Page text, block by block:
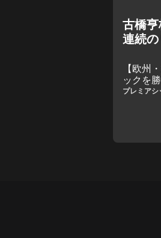
古橋
連続
【欧州
ックを
プレミアシ